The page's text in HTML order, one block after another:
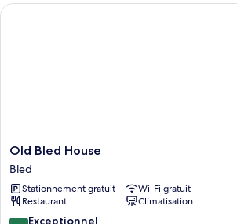
Old
Bled
House
Bled
Old Bled House
Bled
Stationnement gratuit
Wi-Fi gratuit
Restaurant
Climatisation
9.6 Exceptionnel
Old Bled House